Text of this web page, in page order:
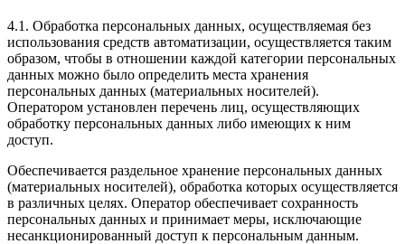
4.1. Обработка персональных данных, осуществляемая без
использования средств автоматизации, осуществляется таким
образом, чтобы в отношении каждой категории персональных
данных можно было определить места хранения
персональных данных (материальных носителей).
Оператором установлен перечень лиц, осуществляющих
обработку персональных данных либо имеющих к ним
доступ.
Обеспечивается раздельное хранение персональных данных
(материальных носителей), обработка которых осуществляется
в различных целях. Оператор обеспечивает сохранность
персональных данных и принимает меры, исключающие
несанкционированный доступ к персональным данным.